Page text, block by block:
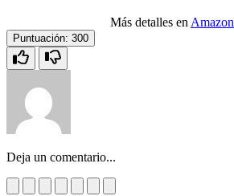
Más detalles en Amazon
Puntuación: 300
Deja un comentario...